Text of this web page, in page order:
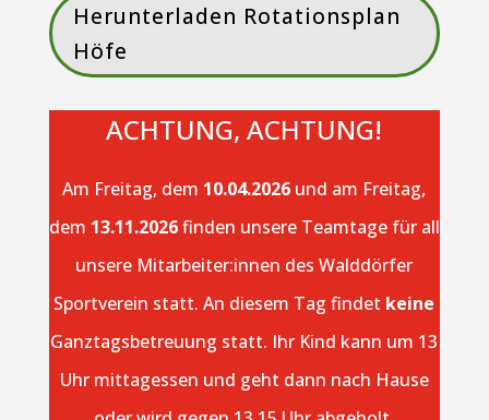
Herunterladen Rotationsplan
Höfe
ACHTUNG, ACHTUNG!
Am Freitag, dem 10.04.2026 und am Freitag,
dem 13.11.2026finden unsere Teamtage für all
unsere Mitarbeiter:innen des Walddörfer
Sportverein statt. An diesem Tag findet keine
Ganztagsbetreuung statt. Ihr Kind kann um 13
Uhr mittagessen und geht dann nach Hause